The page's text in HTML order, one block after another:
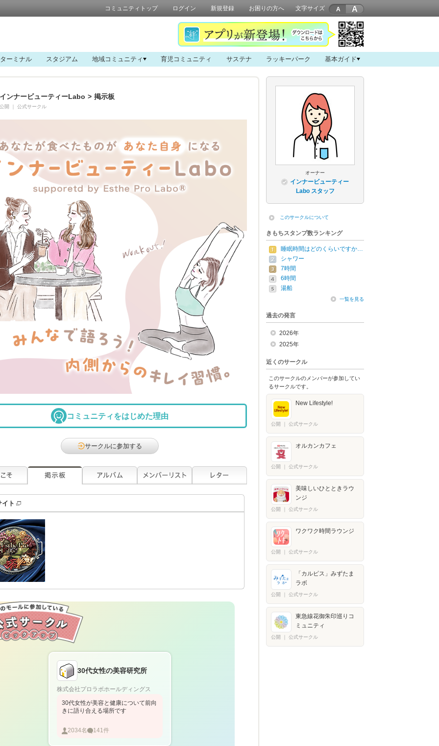
コミュニティトップ ログイン 新規登録 お困りの方へ 文字サイズ A
ーミナル スタジアム 地域コミュニティ 育児コミュニティ サステナ ラッキーパーク 基本ガイド
インナービューティーLabo > 掲示板
公開 公式サークル
コミュニティをはじめた理由
サークルに参加する
イト
30代女性の美容研究所
株式会社プロラボホールディングス
30代女性が美容と健康について前向
きに語り合える場所です
2034名 141件
オーナー
インナービューティー
Labo スタッフ
このサークルについて
きもちスタンプ数ランキング
睡眠時間はどのくらいですか…
シャワー
7時間
6時間
湯船
一覧を見る
過去の発言
2026年
2025年
近くのサークル
このサークルのメンバーが参加してい
るサークルです。
New Lifestyle!
公開 公式サークル
オルカンカフェ
公開 公式サークル
美味しいひとときラウ
ンジ
公開 公式サークル
ワクワク時間ラウンジ
公開 公式サークル
「カルピス」みずたま
ラボ
公開 公式サークル
東急線花御朱印巡りコ
ミュニティ
公開 公式サークル